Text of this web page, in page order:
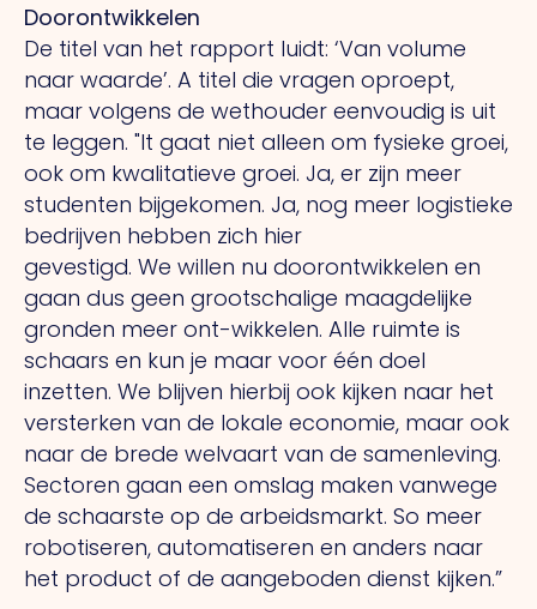
Doorontwikkelen
De titel van het rapport luidt: ‘Van volume
naar waarde’. A titel die vragen oproept,
maar volgens de wethouder eenvoudig is uit
te leggen. "It gaat niet alleen om fysieke groei,
ook om kwalitatieve groei. Ja, er zijn meer
studenten bijgekomen. Ja, nog meer logistieke
bedrijven hebben zich hier
gevestigd. We willen nu doorontwikkelen en
gaan dus geen grootschalige maagdelijke
gronden meer ont-wikkelen. Alle ruimte is
schaars en kun je maar voor één doel
inzetten. We blijven hierbij ook kijken naar het
versterken van de lokale economie, maar ook
naar de brede welvaart van de samenleving.
Sectoren gaan een omslag maken vanwege
de schaarste op de arbeidsmarkt. So meer
robotiseren, automatiseren en anders naar
het product of de aangeboden dienst kijken.”